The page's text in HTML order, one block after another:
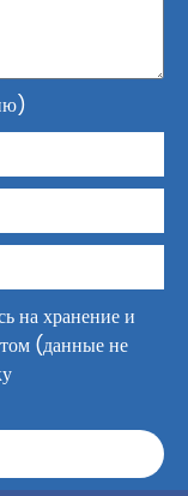
на хранение и
(данные не